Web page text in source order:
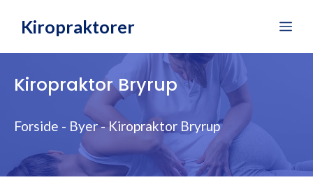
Kiropraktorer
Kiropraktor Bryrup
Forside - Byer-Kiropraktor Bryrup